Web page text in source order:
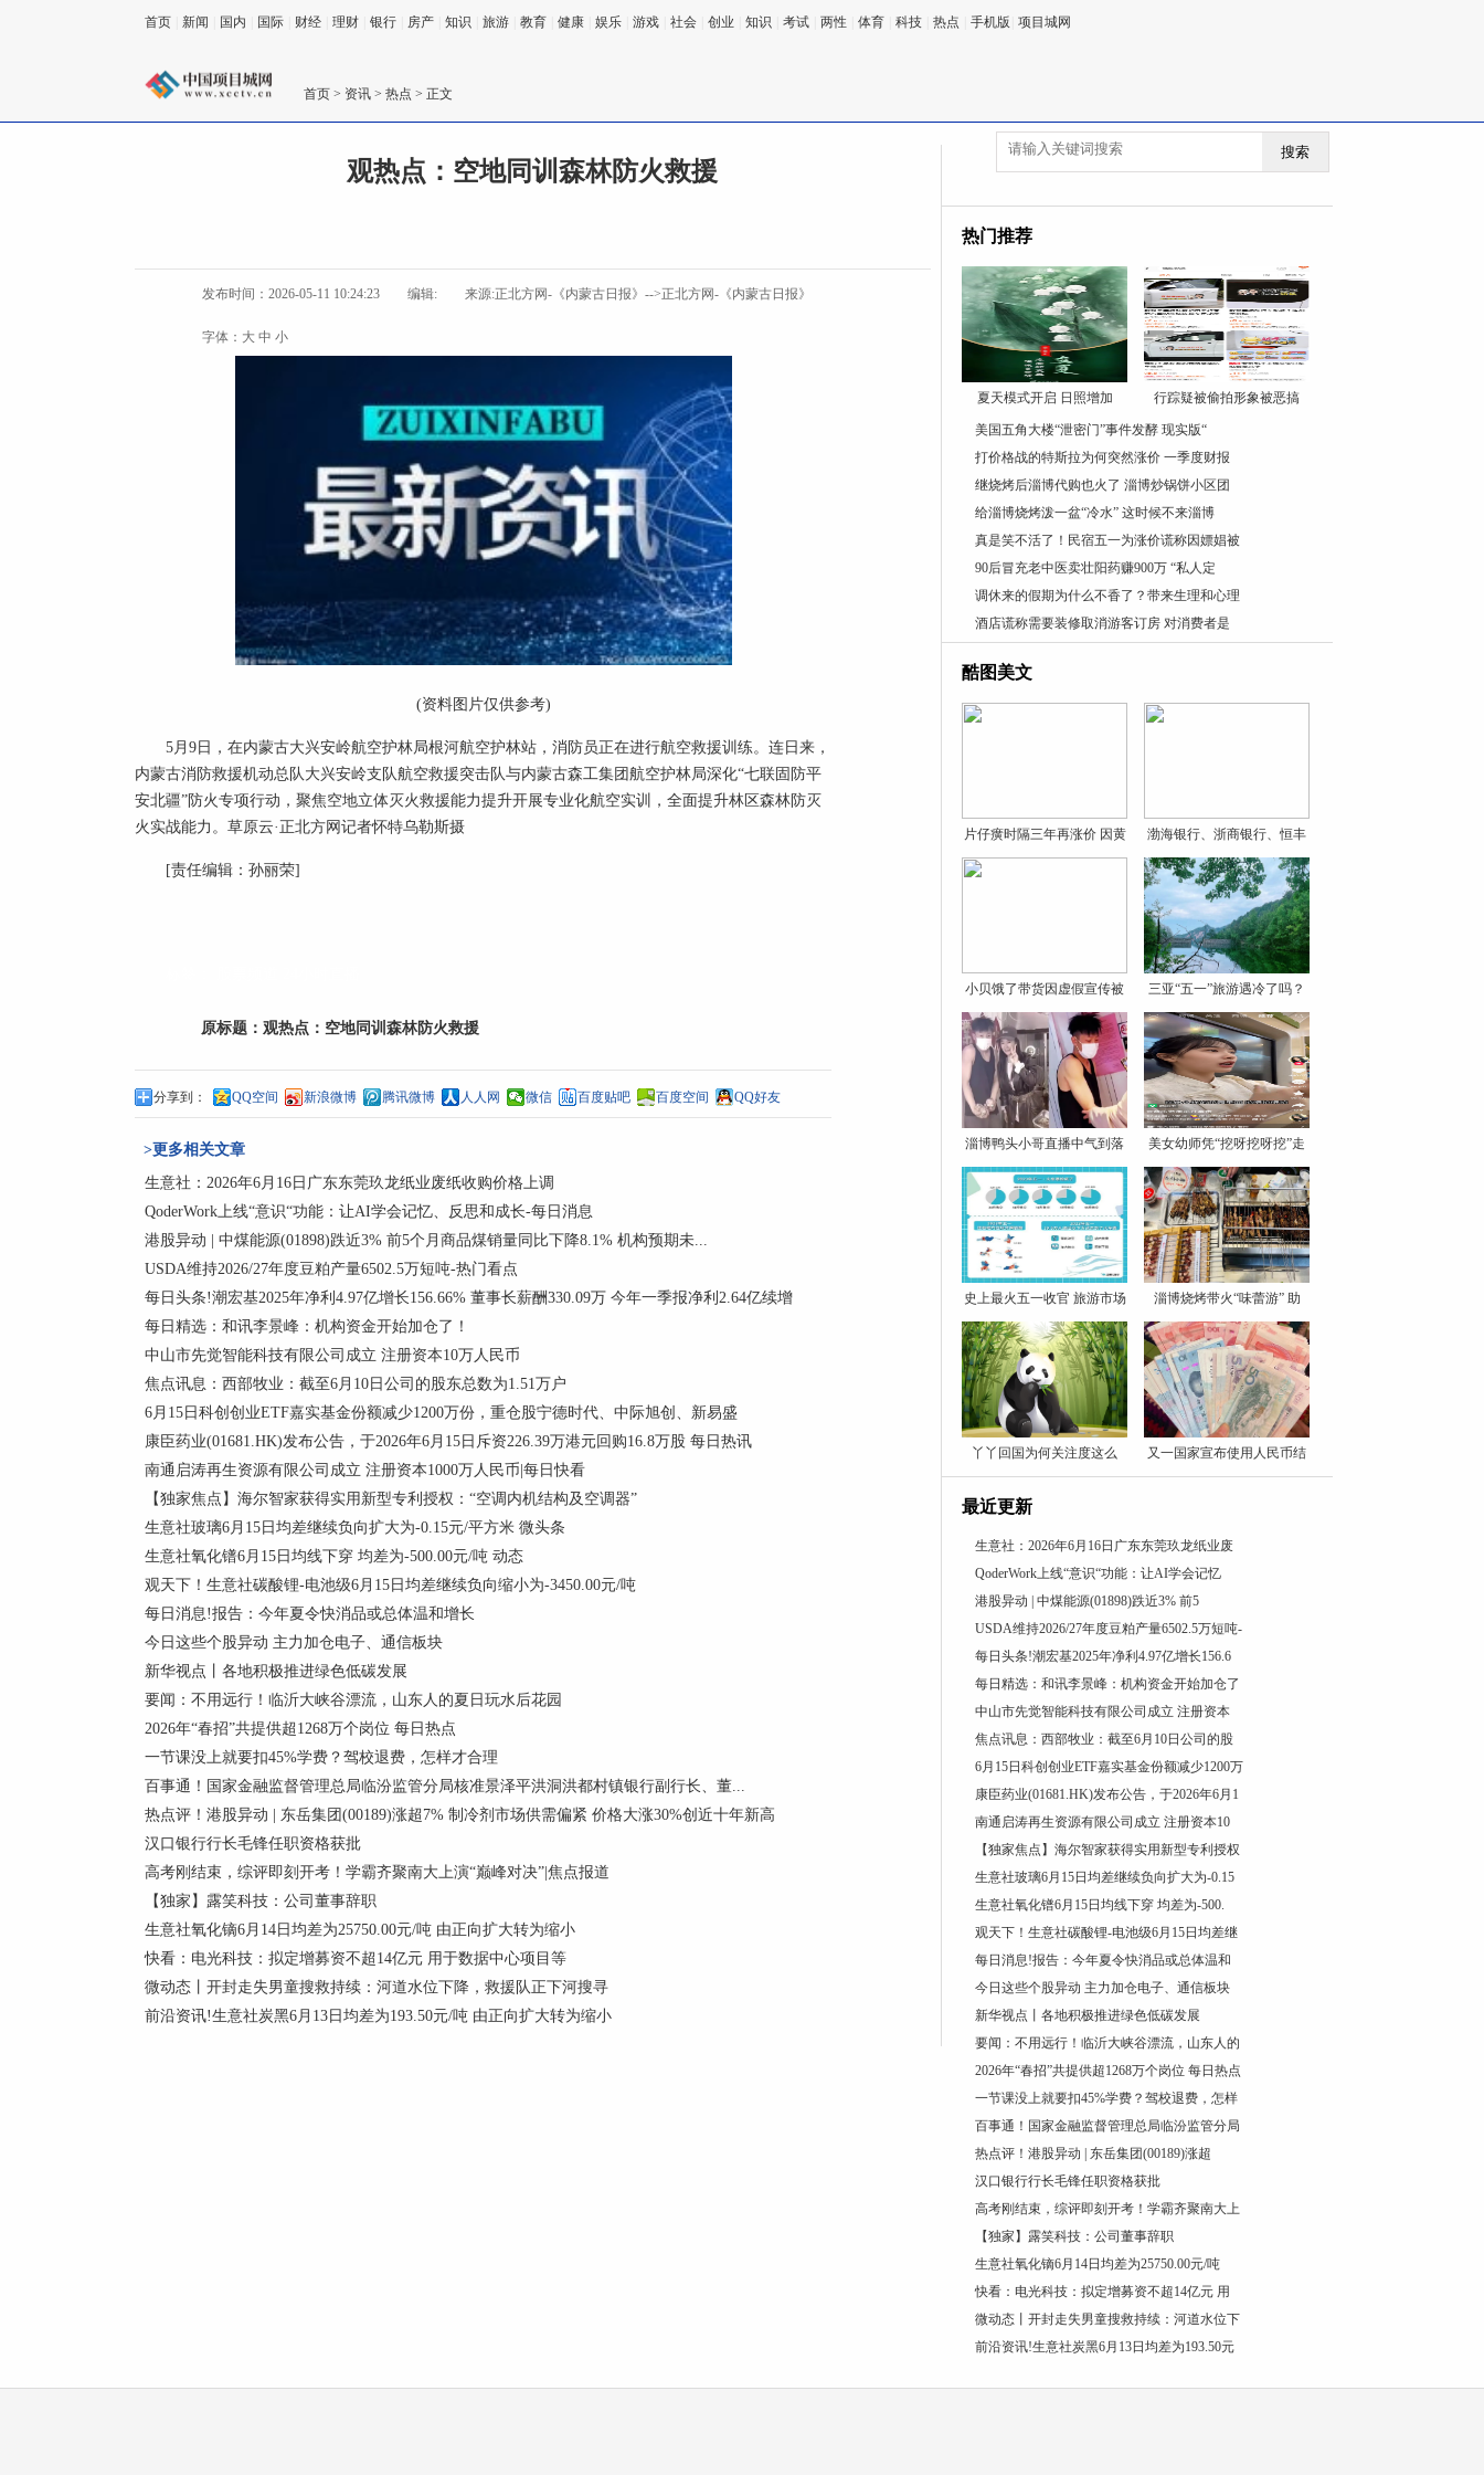
首页 新闻 国内 国际 财经 理财 银行 房产 知识 旅游 教育 健康 娱乐 游戏 社会 创业 知识 考试 两性 体育 科技 热点 手机版 项目城网
首页 > 资讯 > 热点 > 正文
搜索
观热点：空地同训森林防火救援
发布时间：2026-05-11 10:24:23 编辑: 来源:正北方网-《内蒙古日报》-->正北方网-《内蒙古日报》
字体： 大 中 小
(资料图片仅供参考)
5月9日，在内蒙古大兴安岭航空护林局根河航空护林站，消防员正在进行航空救援训练。连日来，
内蒙古消防救援机动总队大兴安岭支队航空救援突击队与内蒙古森工集团航空护林局深化“七联固防平
安北疆”防火专项行动，聚焦空地立体灭火救援能力提升开展专业化航空实训，全面提升林区森林防灭
火实战能力。草原云·正北方网记者怀特乌勒斯摄
[责任编辑：孙丽荣]
原标题： 观热点：空地同训森林防火救援
分享到： QQ空间 新浪微博 腾讯微博 人人网 微信 百度贴吧 百度空间 QQ好友
>更多相关文章
生意社：2026年6月16日广东东莞玖龙纸业废纸收购价格上调
QoderWork上线“意识“功能：让AI学会记忆、反思和成长-每日消息
港股异动 | 中煤能源(01898)跌近3% 前5个月商品煤销量同比下降8.1% 机构预期未...
USDA维持2026/27年度豆粕产量6502.5万短吨-热门看点
每日头条!潮宏基2025年净利4.97亿增长156.66% 董事长薪酬330.09万 今年一季报净利2.64亿续增
每日精选：和讯李景峰：机构资金开始加仓了！
中山市先觉智能科技有限公司成立 注册资本10万人民币
焦点讯息：西部牧业：截至6月10日公司的股东总数为1.51万户
6月15日科创创业ETF嘉实基金份额减少1200万份，重仓股宁德时代、中际旭创、新易盛
康臣药业(01681.HK)发布公告，于2026年6月15日斥资226.39万港元回购16.8万股 每日热讯
南通启涛再生资源有限公司成立 注册资本1000万人民币|每日快看
【独家焦点】海尔智家获得实用新型专利授权：“空调内机结构及空调器”
生意社玻璃6月15日均差继续负向扩大为-0.15元/平方米 微头条
生意社氧化镨6月15日均线下穿 均差为-500.00元/吨 动态
观天下！生意社碳酸锂-电池级6月15日均差继续负向缩小为-3450.00元/吨
每日消息!报告：今年夏令快消品或总体温和增长
今日这些个股异动 主力加仓电子、通信板块
新华视点丨各地积极推进绿色低碳发展
要闻：不用远行！临沂大峡谷漂流，山东人的夏日玩水后花园
2026年“春招”共提供超1268万个岗位 每日热点
一节课没上就要扣45%学费？驾校退费，怎样才合理
百事通！国家金融监督管理总局临汾监管分局核准景泽平洪洞洪都村镇银行副行长、董...
热点评！港股异动 | 东岳集团(00189)涨超7% 制冷剂市场供需偏紧 价格大涨30%创近十年新高
汉口银行行长毛锋任职资格获批
高考刚结束，综评即刻开考！学霸齐聚南大上演“巅峰对决”|焦点报道
【独家】露笑科技：公司董事辞职
生意社氧化镝6月14日均差为25750.00元/吨 由正向扩大转为缩小
快看：电光科技：拟定增募资不超14亿元 用于数据中心项目等
微动态丨开封走失男童搜救持续：河道水位下降，救援队正下河搜寻
前沿资讯!生意社炭黑6月13日均差为193.50元/吨 由正向扩大转为缩小
热门推荐
夏天模式开启 日照增加 行踪疑被偷拍形象被恶搞
美国五角大楼“泄密门”事件发酵 现实版“
打价格战的特斯拉为何突然涨价 一季度财报
继烧烤后淄博代购也火了 淄博炒锅饼小区团
给淄博烧烤泼一盆“冷水” 这时候不来淄博
真是笑不活了！民宿五一为涨价谎称因嫖娼被
90后冒充老中医卖壮阳药赚900万 “私人定
调休来的假期为什么不香了？带来生理和心理
酒店谎称需要装修取消游客订房 对消费者是
酷图美文
片仔癀时隔三年再涨价 因黄
渤海银行、浙商银行、恒丰
银
小贝饿了带货因虚假宣传被
罚
三亚“五一”旅游遇冷了吗？
淄博鸭头小哥直播中气到落
泪
美女幼师凭“挖呀挖呀挖”走
史上最火五一收官 旅游市场 淄博烧烤带火“味蕾游” 助
丫丫回国为何关注度这么
高？
又一国家宣布使用人民币结
算
最近更新
生意社：2026年6月16日广东东莞玖龙纸业废
QoderWork上线“意识“功能：让AI学会记忆
港股异动 | 中煤能源(01898)跌近3% 前5
USDA维持2026/27年度豆粕产量6502.5万短吨-
每日头条!潮宏基2025年净利4.97亿增长156.6
每日精选：和讯李景峰：机构资金开始加仓了
中山市先觉智能科技有限公司成立 注册资本
焦点讯息：西部牧业：截至6月10日公司的股
6月15日科创创业ETF嘉实基金份额减少1200万
康臣药业(01681.HK)发布公告，于2026年6月1
南通启涛再生资源有限公司成立 注册资本10
【独家焦点】海尔智家获得实用新型专利授权
生意社玻璃6月15日均差继续负向扩大为-0.15
生意社氧化镨6月15日均线下穿 均差为-500.
观天下！生意社碳酸锂-电池级6月15日均差继
每日消息!报告：今年夏令快消品或总体温和
今日这些个股异动 主力加仓电子、通信板块
新华视点丨各地积极推进绿色低碳发展
要闻：不用远行！临沂大峡谷漂流，山东人的
2026年“春招”共提供超1268万个岗位 每日热点
一节课没上就要扣45%学费？驾校退费，怎样
百事通！国家金融监督管理总局临汾监管分局
热点评！港股异动 | 东岳集团(00189)涨超
汉口银行行长毛锋任职资格获批
高考刚结束，综评即刻开考！学霸齐聚南大上
【独家】露笑科技：公司董事辞职
生意社氧化镝6月14日均差为25750.00元/吨
快看：电光科技：拟定增募资不超14亿元 用
微动态丨开封走失男童搜救持续：河道水位下
前沿资讯!生意社炭黑6月13日均差为193.50元